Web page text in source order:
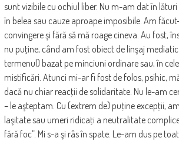
sunt vizibile cu ochiul liber. Nu m-am dat în
în belea sau cauze aproape imposibile. Am
convingere şi fără să mă roage cineva. Au fost,
nu puţine, când am fost obiect de linşaj
termenul) bazat pe minciuni ordinare sau, în
mistificări. Atunci mi-ar fi fost de folos, psihic,
dacă nu chiar reacţii de solidaritate. Nu le-am
– le aşteptam. Cu (extrem de) puţine excepţii,
laşitate sau umeri ridicaţi a neutralitate
fără foc”. Mi s-a şi râs în spate. Le-am dus pe